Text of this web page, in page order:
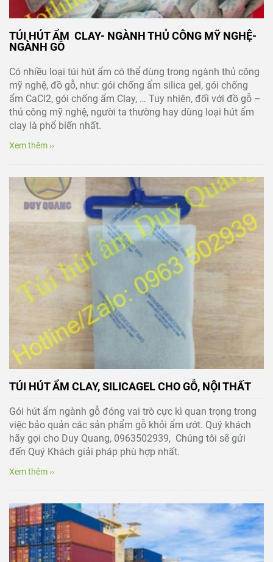
TÚI HÚT ẨM CLAY- NGÀNH THỦ CÔNG MỸ NGHỆ-
NGÀNH GỖ
Có nhiều loại túi hút ẩm có thể dùng trong ngành thủ công
mỹ nghệ, đồ gỗ, như: gói chống ẩm silica gel, gói chống
ẩm CaCl2, gói chống ẩm Clay, … Tuy nhiên, đối với đồ gỗ –
thủ công mỹ nghệ, người ta thường hay dùng loại hút ẩm
clay là phổ biến nhất.
Xem thêm ››
TÚI HÚT ẨM CLAY, SILICAGEL CHO GỖ, NỘI THẤT
Gói hút ẩm ngành gỗ đóng vai trò cực kì quan trọng trong
việc bảo quản các sản phẩm gỗ khỏi ẩm ướt. Quý khách
hãy gọi cho Duy Quang, 0963502939, Chúng tôi sẽ gửi
đến Quý Khách giải pháp phù hợp nhất.
Xem thêm ››